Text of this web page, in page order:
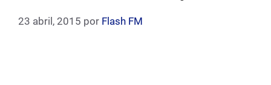
23 abril, 2015 por Flash FM